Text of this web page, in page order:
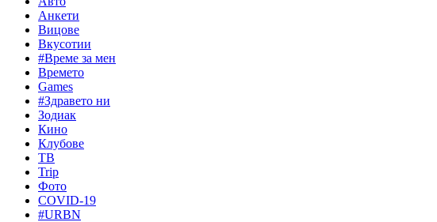
Анкети
Вицове
Вкусотии
#Време за мен
Времето
Games
#Здравето ни
Зодиак
Кино
Клубове
ТВ
Trip
Фото
COVID-19
#URBN